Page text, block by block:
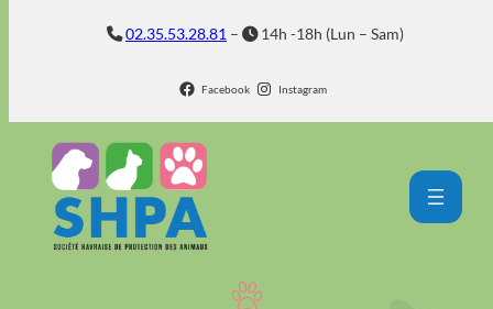
02.35.53.28.81 – 14h -18h (Lun – Sam)
Facebook Instagram